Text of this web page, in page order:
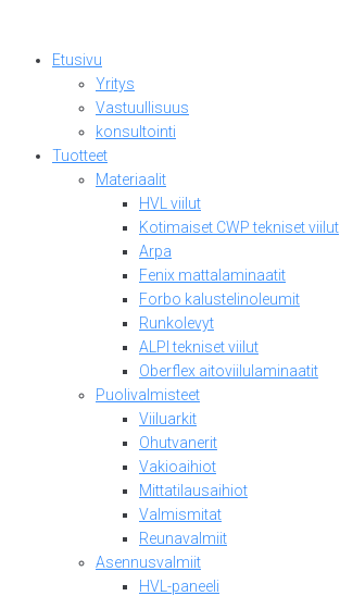
contentEtusivu
Yritys
Vastuullisuus
konsultointi
Tuotteet
Materiaalit
HVL viilut
Kotimaiset CWP tekniset viilut
Arpa
Fenix mattalaminaatit
Forbo kalustelinoleumit
Runkolevyt
ALPI tekniset viilut
Oberflex aitoviilulaminaatit
Puolivalmisteet
Viiluarkit
Ohutvanerit
Vakioaihiot
Mittatilausaihiot
Valmismitat
Reunavalmiit
Asennusvalmiit
HVL-paneeli